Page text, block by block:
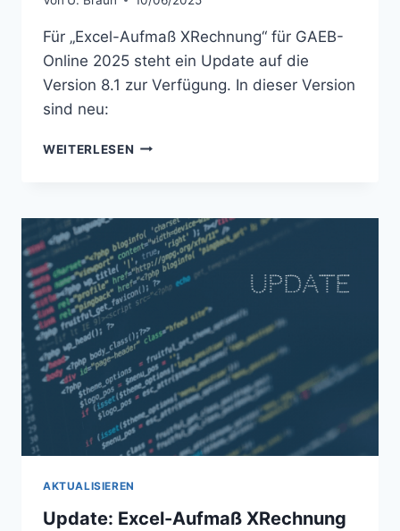
Für „Excel-Aufmaß XRechnung“ für GAEB-
Online 2025 steht ein Update auf die
Version 8.1 zur Verfügung. In dieser Version
sind neu:
WEITERLESEN UPDATE:
V
8.1
AKTUALISIEREN
Update: Excel-Aufmaß XRechnung